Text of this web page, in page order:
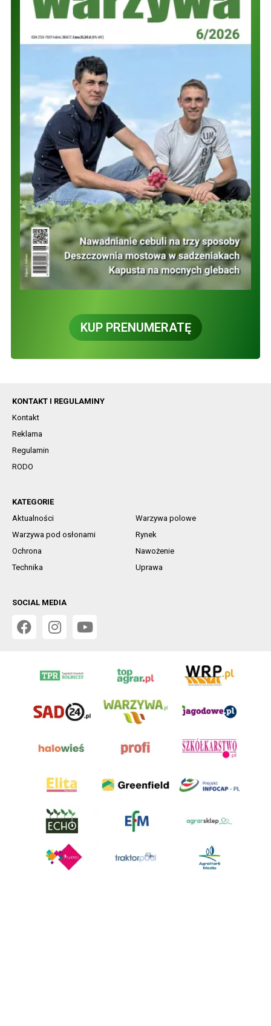
KUP PRENUMERATĘ
KONTAKT I REGULAMINY
Kontakt
Reklama
Regulamin
RODO
KATEGORIE
Aktualności
Warzywa polowe
Warzywa pod osłonami
Rynek
Ochrona
Nawożenie
Technika
Uprawa
SOCIAL MEDIA